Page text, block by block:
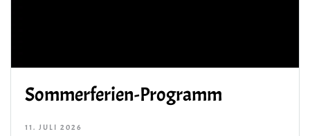
Sommerferien-Programm
11. JULI 2026